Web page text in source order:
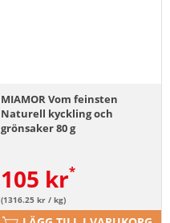
MIAMOR Vom feinsten
Naturell kyckling och
grönsaker 80 g
105 kr
(1316.25 kr / kg)